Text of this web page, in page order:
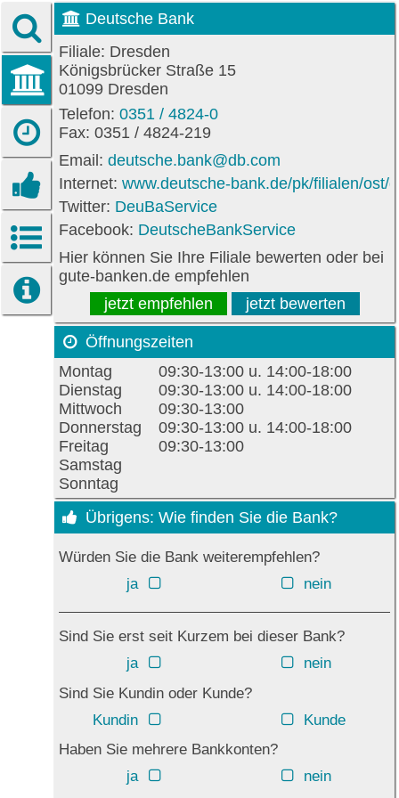
Deutsche Bank
Filiale: Dresden
Königsbrücker Straße 15
01099 Dresden
Telefon: 0351 / 4824-0
Fax: 0351 / 4824-219
Email: deutsche.bank@db.com
Internet: www.deutsche-bank.de/pk/filialen/ost/
Twitter: DeuBaService
Facebook: DeutscheBankService
Hier können Sie Ihre Filiale bewerten oder bei
gute-banken.de empfehlen
jetzt empfehlen
jetzt bewerten
Öffnungszeiten
Montag
09:30-13:00 u. 14:00-18:00
Dienstag
09:30-13:00 u. 14:00-18:00
Mittwoch
09:30-13:00
Donnerstag
09:30-13:00 u. 14:00-18:00
Freitag
09:30-13:00
Samstag
Sonntag
Übrigens: Wie finden Sie die Bank?
Würden Sie die Bank weiterempfehlen?
ja
nein
Sind Sie erst seit Kurzem bei dieser Bank?
ja
nein
Sind Sie Kundin oder Kunde?
Kundin
Kunde
Haben Sie mehrere Bankkonten?
ja
nein